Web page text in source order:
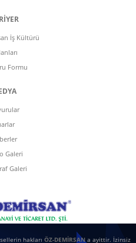
İş Kültürü
Formu
Galeri
Galeri
haklarıÖZ-DEMİRSANa ayittir. İzinsiz